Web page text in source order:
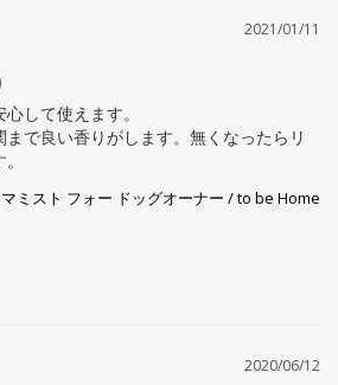
2021/01/11
して使えます。
まで良い香りがします。無くなったらリ
マミスト フォー ドッグオーナー / to be Home
2020/06/12